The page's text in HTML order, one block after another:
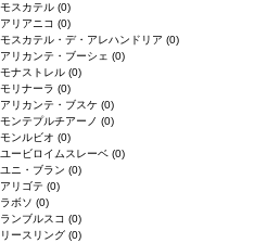
モスカテル (0)
アリアニコ (0)
モスカテル・デ・アレハンドリア (0)
アリカンテ・ブーシェ (0)
モナストレル (0)
モリナーラ (0)
アリカンテ・ブスケ (0)
モンテプルチアーノ (0)
モンルビオ (0)
ユービロイムスレーベ (0)
ユニ・ブラン (0)
アリゴテ (0)
ラボソ (0)
ランブルスコ (0)
リースリング (0)